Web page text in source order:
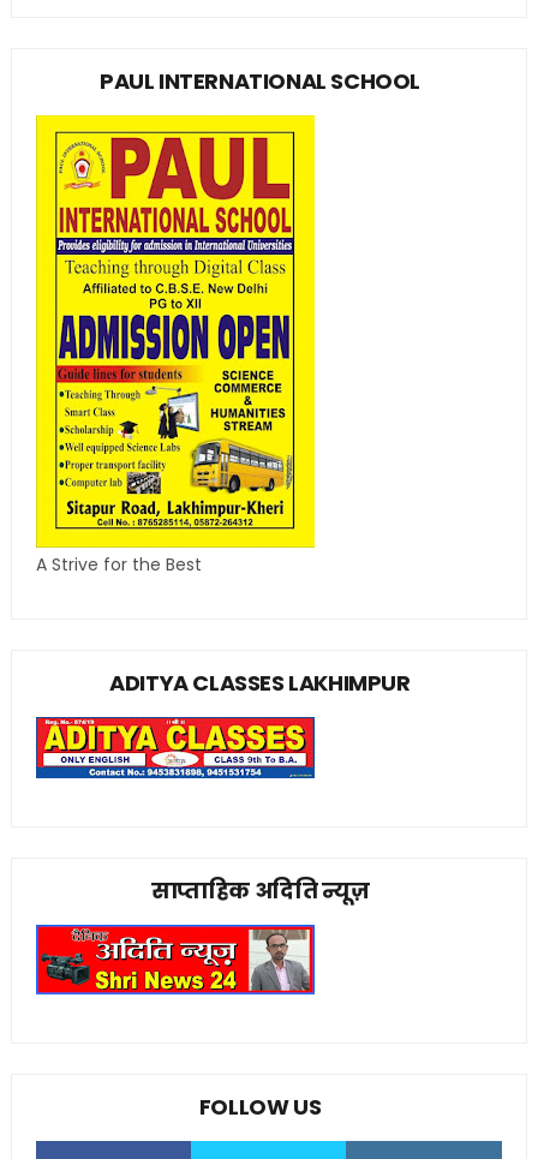
PAUL INTERNATIONAL SCHOOL
A Strive for the Best
ADITYA CLASSES LAKHIMPUR
साप्ताहिक अदिति न्यूज़
FOLLOW US